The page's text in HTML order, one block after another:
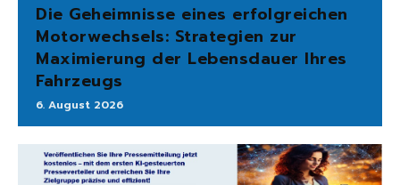
Die Geheimnisse eines erfolgreichen
Motorwechsels: Strategien zur
Maximierung der Lebensdauer Ihres
Fahrzeugs
6. August 2026